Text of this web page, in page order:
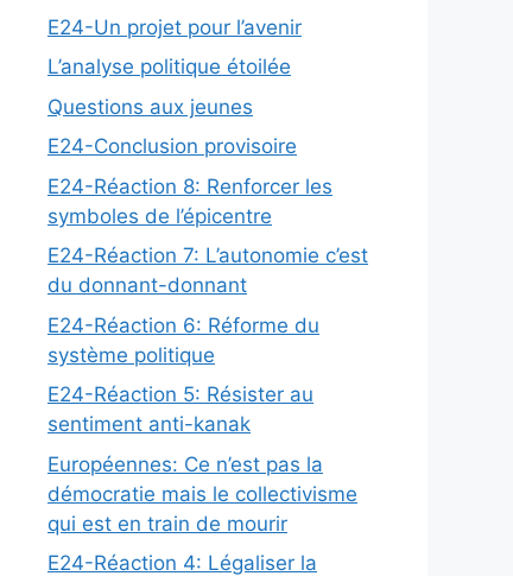
E24-Un projet pour l’avenir
L’analyse politique étoilée
Questions aux jeunes
E24-Conclusion provisoire
E24-Réaction 8: Renforcer les
symboles de l’épicentre
E24-Réaction 7: L’autonomie c’est
du donnant-donnant
E24-Réaction 6: Réforme du
système politique
E24-Réaction 5: Résister au
sentiment anti-kanak
Européennes: Ce n’est pas la
démocratie mais le collectivisme
qui est en train de mourir
E24-Réaction 4: Légaliser la